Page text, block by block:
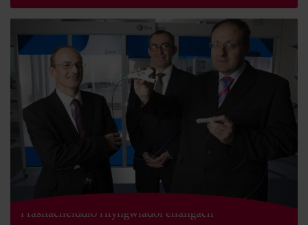
Esblygiad parhaus Creo o fabwysiadu clinigol cynnar
i fasnacheiddio rhyngwladol ehangach